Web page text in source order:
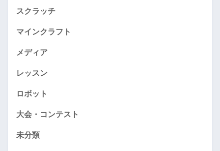
スクラッチ
マインクラフト
メディア
レッスン
ロボット
大会・コンテスト
未分類